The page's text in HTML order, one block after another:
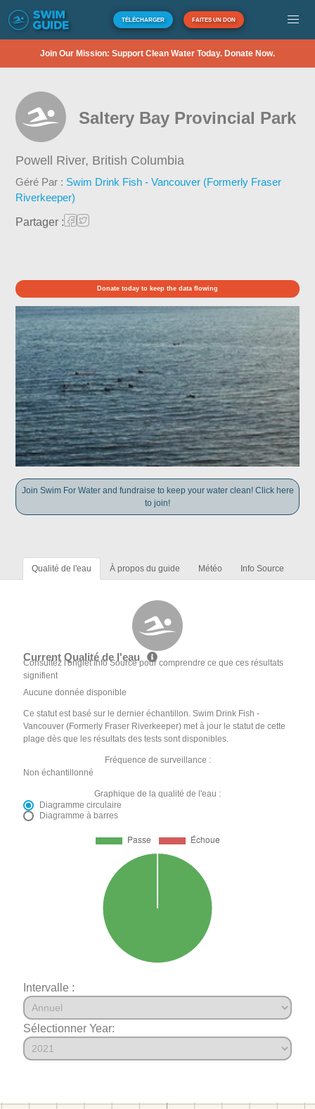
TÉLÉCHARGER FAITES UN DON
Join Our Mission: Support Clean Water Today. Donate Now.
Saltery Bay Provincial Park
Powell River, British Columbia
Géré Par : Swim Drink Fish - Vancouver (Formerly Fraser
Riverkeeper)
Partager :
Donate today to keep the data flowing
Join Swim For Water and fundraise to keep your water clean! Click here
to join!
Qualité de l'eau À propos du guide Météo Info Source
Current Qualité de l'eau
Consultez l'onglet Info Source pour comprendre ce que ces résultats
signifient
Aucune donnée disponible
Ce statut est basé sur le dernier échantillon. Swim Drink Fish -
Vancouver (Formerly Fraser Riverkeeper) met à jour le statut de cette
plage dès que les résultats des tests sont disponibles.
Fréquence de surveillance :
Non échantillonné
Graphique de la qualité de l'eau :
Diagramme circulaire
Diagramme à barres
Intervalle :
Sélectionner Year: